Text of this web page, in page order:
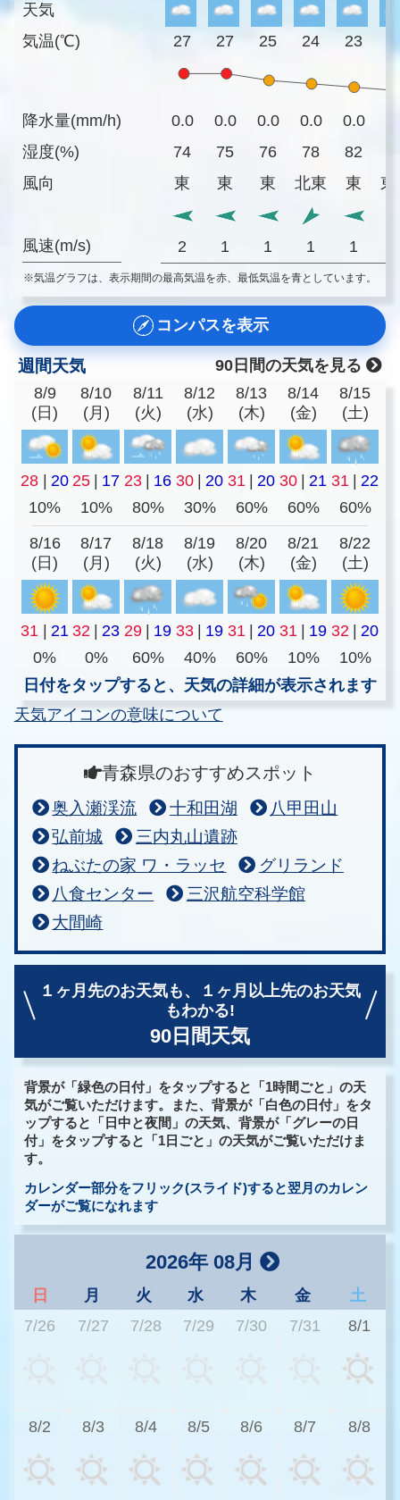
天気
気温(℃)
降水量(mm/h)
湿度(%)
風向
風速(m/s)
27 27 25 24 23
0.0 0.0 0.0 0.0 0.0
74
75 76 78 82
東
東 東 北東 東 東
2 1 1 1 1
※気温グラフは、表示期間の最高気温を赤、最低気温を青としています。
コンパスを表示
週間天気
90日間の天気を見る
8/9
(日)
8/10
(月)
8/11
(火)
8/12
(水)
8/13
(木)
8/14
(金)
8/15
(土)
28 20 25 17 23 16 30 20 31 20 30 21 31
22
10%
10% 80% 30% 60% 60% 60%
8/16
(日)
8/17
(月)
8/18
(火)
8/19
(水)
8/20
(木)
8/21
(金)
8/22
(土)
31 21 32 23 29 19 33 19 31 20 31 19 32
20
0%
0% 60% 40% 60% 10%
10%
日付をタップすると、天気の詳細が表示されます
天気アイコンの意味について
青森県のおすすめスポット
奥入瀬渓流 十和田湖
八甲田山
弘前城
三内丸山遺跡
ねぶたの家 ワ・ラッセ
グリランド
八食センター
三沢航空科学館
大間崎
１ヶ月先のお天気も、
１ヶ月以上先のお天気
もわかる!
90日間天気
背景が「緑色の日付」をタップすると「1時間ごと」の天
気がご覧いただけます。また、背景が「白色の日付」をタ
ップすると「日中と夜間」の天気、背景が「グレーの日
付」をタップすると「1日ごと」の天気がご覧いただけま
す。
カレンダー部分をフリック(スライド)すると翌月のカレン
ダーがご覧になれます
2026年 08月
日 月 火 水 木 金
土
7/26
7/27 7/28 7/29 7/30 7/31 8/1
8/2 8/3 8/4 8/5 8/6 8/7 8/8